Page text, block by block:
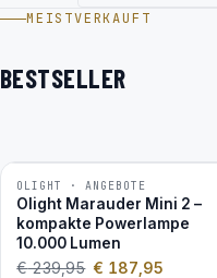
MEISTVERKAUFT
BESTSELLER
−22 %
OLIGHT · ANGEBOTE
Olight Marauder Mini 2 –
kompakte Powerlampe
10.000 Lumen
€239,95 € 187,95